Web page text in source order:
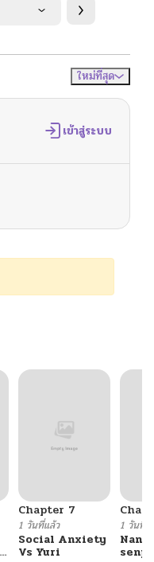
ใหม่ที่สุด
เข้าสู่ระบบ
Chapter 7
1 วันที่แล้ว
Social Anxiety
Vs Yuri
1 วันที่แ